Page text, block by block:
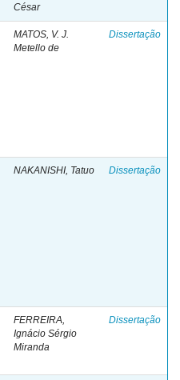
César
MATOS, V. J.
Metello de
Dissertação
NAKANISHI, Tatuo Dissertação
FERREIRA,
Ignácio Sérgio
Miranda
Dissertação